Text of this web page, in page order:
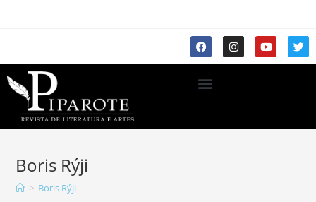
Boris Rýji
> Boris Rýji